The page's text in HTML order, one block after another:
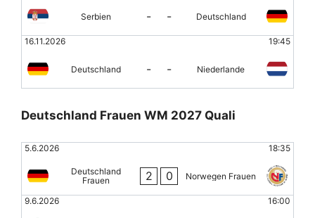
Serbien - - Deutschland
16.11.2026 19:45
Deutschland - - Niederlande
Deutschland Frauen WM 2027 Quali
5.6.2026 18:35
Deutschland
Frauen
2 0 Norwegen Frauen
9.6.2026 16:00